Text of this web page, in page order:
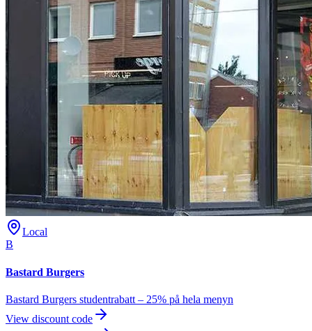
Local
B
Bastard Burgers
Bastard Burgers studentrabatt – 25% på hela menyn
View discount code